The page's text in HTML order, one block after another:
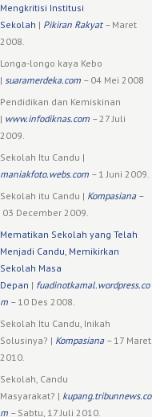
Mengkritisi Institusi
Sekolah | Pikiran Rakyat– Maret
2008.
Longa-longo kaya Kebo
| suaramerdeka.com – 04 Mei 2008
Pendidikan dan Kemiskinan
| www.infodiknas.com – 27 Juli
2009.
Sekolah Itu Candu |
maniakfoto.webs.com – 1 Juni 2009.
Sekolah itu Candu | Kompasiana–
03 December 2009.
Mematikan Sekolah yang Telah
Menjadi Candu, Memikirkan
Sekolah Masa
Depan | fuadinotkamal.wordpress.co
m – 10 Des 2008.
Sekolah Itu Candu, Inikah
Solusinya? | Kompasiana– 17 Maret
2010.
Sekolah, Candu
Masyarakat? | kupang.tribunnews.co
m – Sabtu, 17 Juli 2010.